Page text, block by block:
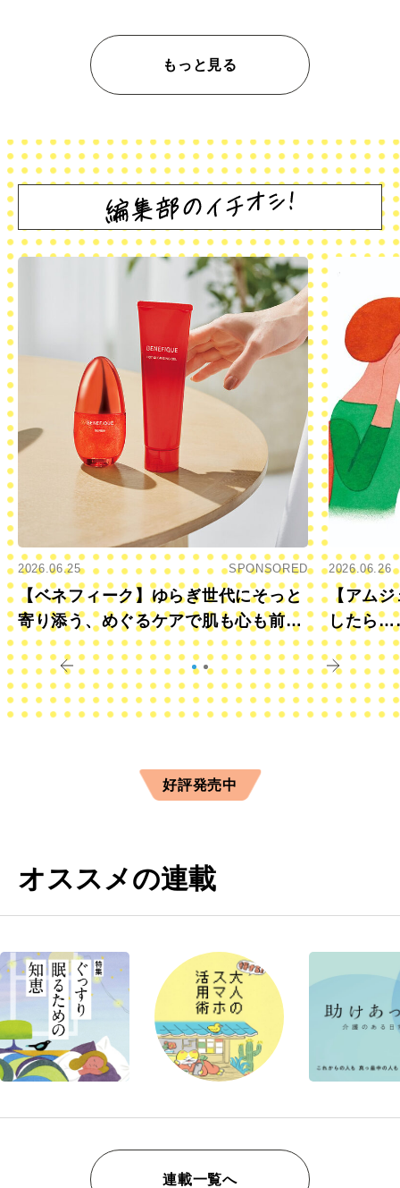
もっと見る
2026.06.25 SPONSORED
【ベネフィーク】ゆらぎ世代にそっと
寄り添う、めぐるケアで肌も心も前向
きに
2026.06.26
【アムジ
したら
すか？
好評発売中
オススメの連載
連載一覧へ